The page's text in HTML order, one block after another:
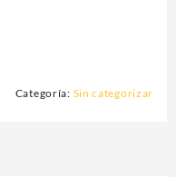
Categoría: Sin categorizar